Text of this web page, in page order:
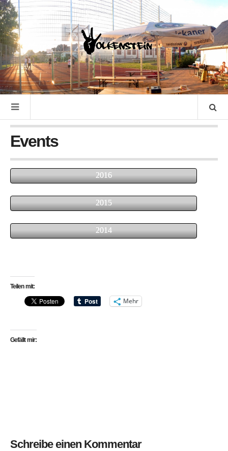
Events
2016
2015
2014
Teilen mit:
Mehr
Gefällt mir:
Schreibe einen Kommentar